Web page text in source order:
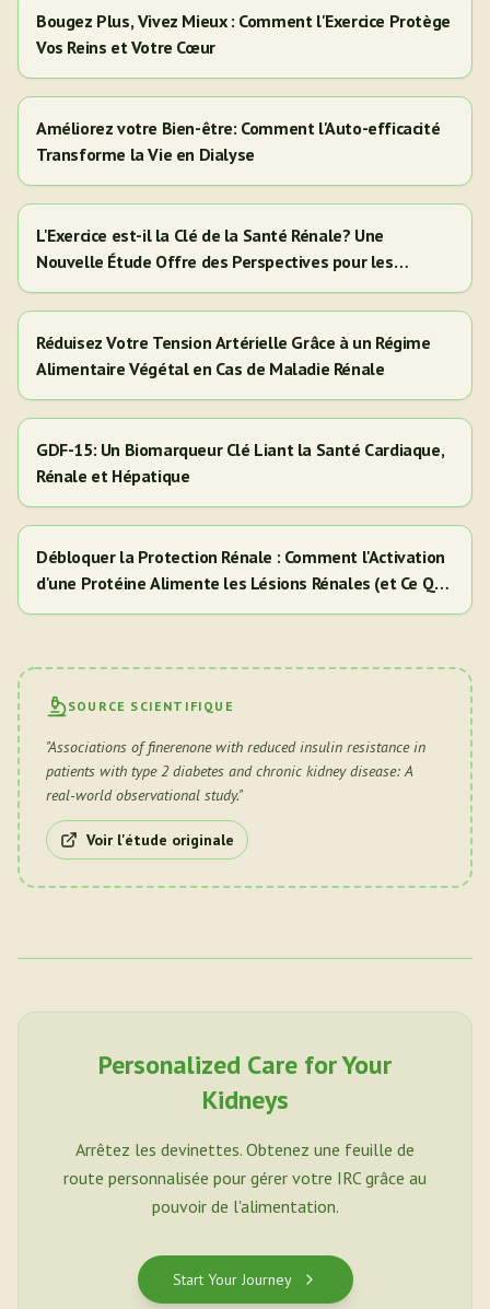
Bougez Plus, Vivez Mieux : Comment l'Exercice Protège
Vos Reins et Votre Cœur
Améliorez votre Bien-être: Comment l'Auto-efficacité
Transforme la Vie en Dialyse
L'Exercice est-il la Clé de la Santé Rénale? Une
Nouvelle Étude Offre des Perspectives pour les
Adultes Hispaniques/Latinos
Réduisez Votre Tension Artérielle Grâce à un Régime
Alimentaire Végétal en Cas de Maladie Rénale
GDF-15: Un Biomarqueur Clé Liant la Santé Cardiaque,
Rénale et Hépatique
Débloquer la Protection Rénale : Comment l'Activation
d'une Protéine Alimente les Lésions Rénales (et Ce Que
Cela Signifie Pour Vous)
SOURCE SCIENTIFIQUE
"Associations of finerenone with reduced insulin resistance in
patients with type 2 diabetes and chronic kidney disease: A
real-world observational study."
Voir l'étude originale
Personalized Care for Your
Kidneys
Arrêtez les devinettes. Obtenez une feuille de
route personnalisée pour gérer votre IRC grâce au
pouvoir de l'alimentation.
Start Your Journey